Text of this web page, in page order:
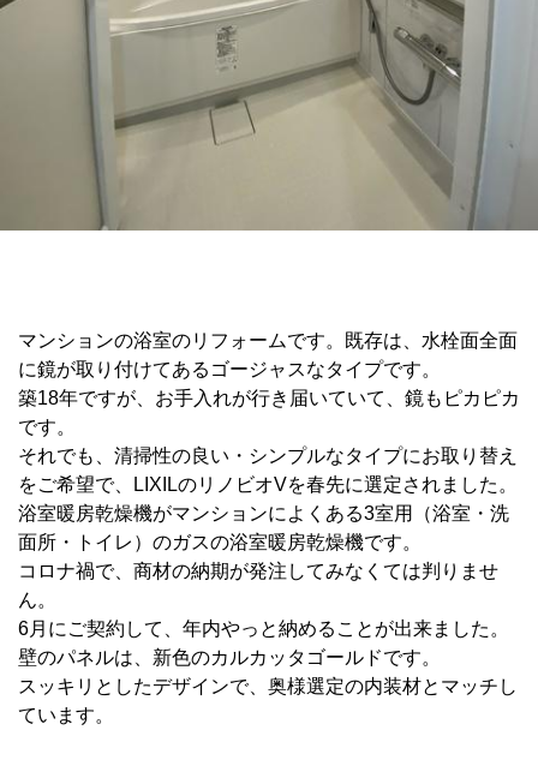
マンションの浴室のリフォームです。既存は、水栓面全面
に鏡が取り付けてあるゴージャスなタイプです。
築18年ですが、お手入れが行き届いていて、鏡もピカピカ
です。
それでも、清掃性の良い・シンプルなタイプにお取り替え
をご希望で、LIXILのリノビオVを春先に選定されました。
浴室暖房乾燥機がマンションによくある3室用（浴室・洗
面所・トイレ）のガスの浴室暖房乾燥機です。
コロナ禍で、商材の納期が発注してみなくては判りませ
ん。
6月にご契約して、年内やっと納めることが出来ました。
壁のパネルは、新色のカルカッタゴールドです。
スッキリとしたデザインで、奥様選定の内装材とマッチし
ています。